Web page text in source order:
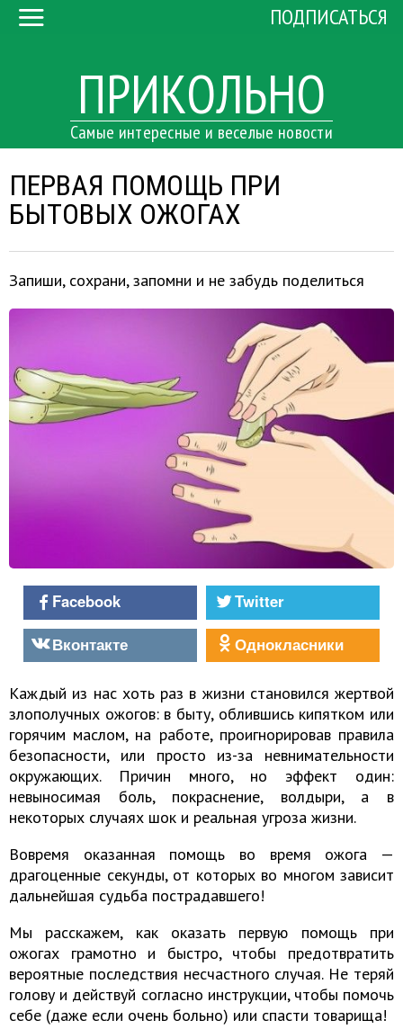
ПРИКОЛЬНО
Самые интересные и веселые новости
ПОДПИСАТЬСЯ
ПЕРВАЯ ПОМОЩЬ ПРИ
БЫТОВЫХ ОЖОГАХ
Запиши, сохрани, запомни и не забудь поделиться
Facebook
Twitter
Вконтакте
Однокласники
Каждый из нас хоть раз в жизни становился жертвой
злополучных ожогов: в быту, облившись кипятком или
горячим маслом, на работе, проигнорировав правила
безопасности, или просто из-за невнимательности
окружающих. Причин много, но эффект один:
невыносимая боль, покраснение, волдыри, а в
некоторых случаях шок и реальная угроза жизни.
Вовремя оказанная помощь во время ожога —
драгоценные секунды, от которых во многом зависит
дальнейшая судьба пострадавшего!
Мы расскажем, как оказать первую помощь при
ожогах грамотно и быстро, чтобы предотвратить
вероятные последствия несчастного случая. Не теряй
голову и действуй согласно инструкции, чтобы помочь
себе (даже если очень больно) или спасти товарища!